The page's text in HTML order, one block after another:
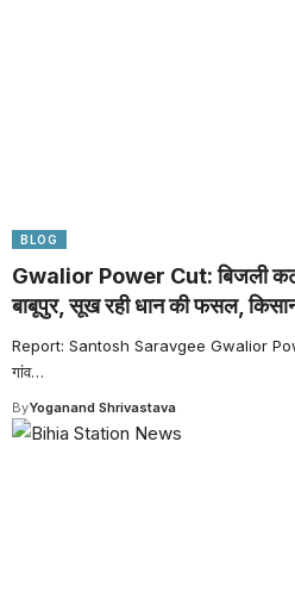
BLOG
Gwalior Power Cut: बिजली
बाबूपुर, सूख रही धान की फसल,
Report: Santosh Saravgee Gwalior
गांव…
ByYoganand Shrivastava